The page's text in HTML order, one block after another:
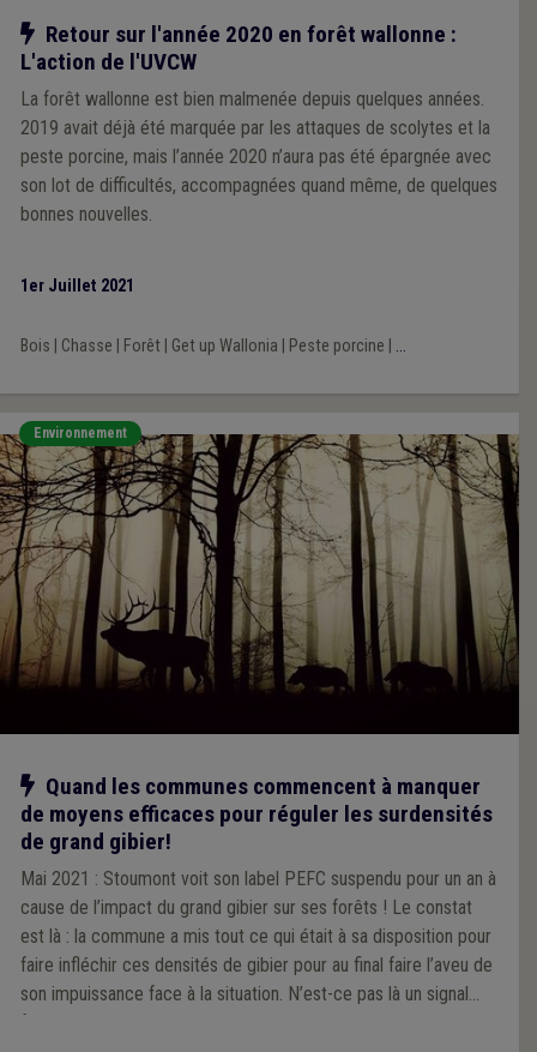
Notre action
Retour sur l'année 2020 en forêt wallonne :
L'action de l'UVCW
La forêt wallonne est bien malmenée depuis quelques années.
2019 avait déjà été marquée par les attaques de scolytes et la
peste porcine, mais l’année 2020 n’aura pas été épargnée avec
son lot de difficultés, accompagnées quand même, de quelques
bonnes nouvelles.
1er Juillet 2021
Bois Chasse Forêt| Get up Wallonia Peste porcine ...
Environnement
Notre action
Quand les communes commencent à manquer
de moyens efficaces pour réguler les surdensités
de grand gibier!
Mai 2021 : Stoumont voit son label PEFC suspendu pour un an à
cause de l’impact du grand gibier sur ses forêts ! Le constat
est là : la commune a mis tout ce qui était à sa disposition pour
faire infléchir ces densités de gibier pour au final faire l’aveu de
son impuissance face à la situation. N’est-ce pas là un signal
fort pour le Gouvernement wallon ?